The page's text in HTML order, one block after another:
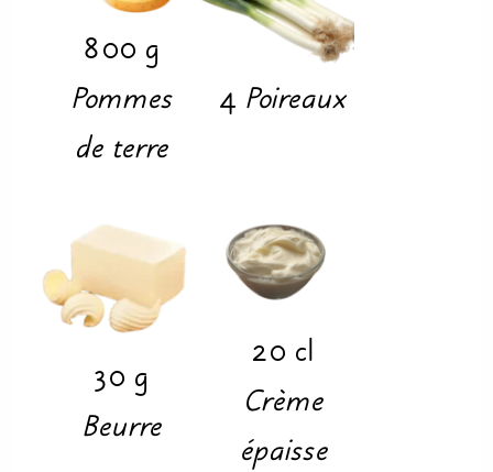
800 g
Pommes
de terre
4 Poireaux
30 g
Beurre
20 cl
Crème
épaisse